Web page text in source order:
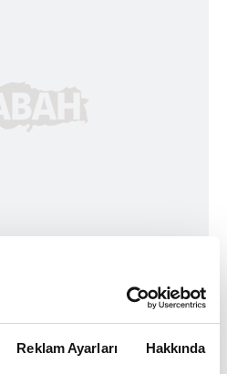
Reklam Ayarları Hakkında